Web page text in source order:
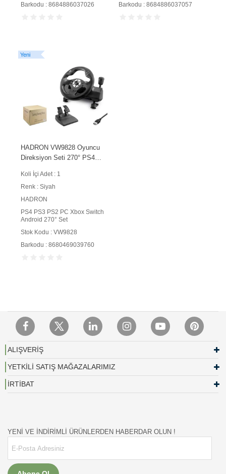
Barkodu : 8684886037026
Barkodu : 8684886037057
Yeni
HADRON VW9828 Oyuncu
Direksiyon Seti 270° PS4
Android Uyumlu Siyah
Koli İçi Adet : 1
Renk : Siyah
HADRON
PS4 PS3 PS2 PC Xbox Switch
Android 270° Set
Stok Kodu : VW9828
Barkodu : 8680469039760
ALIŞVERİŞ
YETKİLİ SATIŞ MAĞAZALARIMIZ
İRTİBAT
YENİ VE İNDİRİMLİ ÜRÜNLERDEN HABERDAR OLUN !